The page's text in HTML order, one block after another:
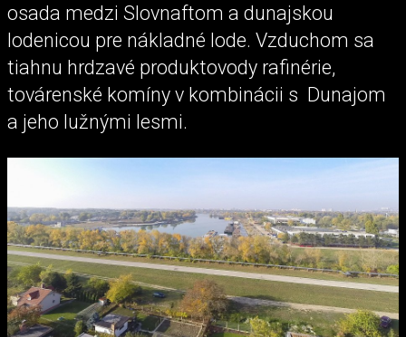
osada medzi Slovnaftom a dunajskou
lodenicou pre nákladné lode. Vzduchom sa
tiahnu hrdzavé produktovody rafinérie,
továrenské komíny v kombinácii s Dunajom
a jeho lužnými lesmi.